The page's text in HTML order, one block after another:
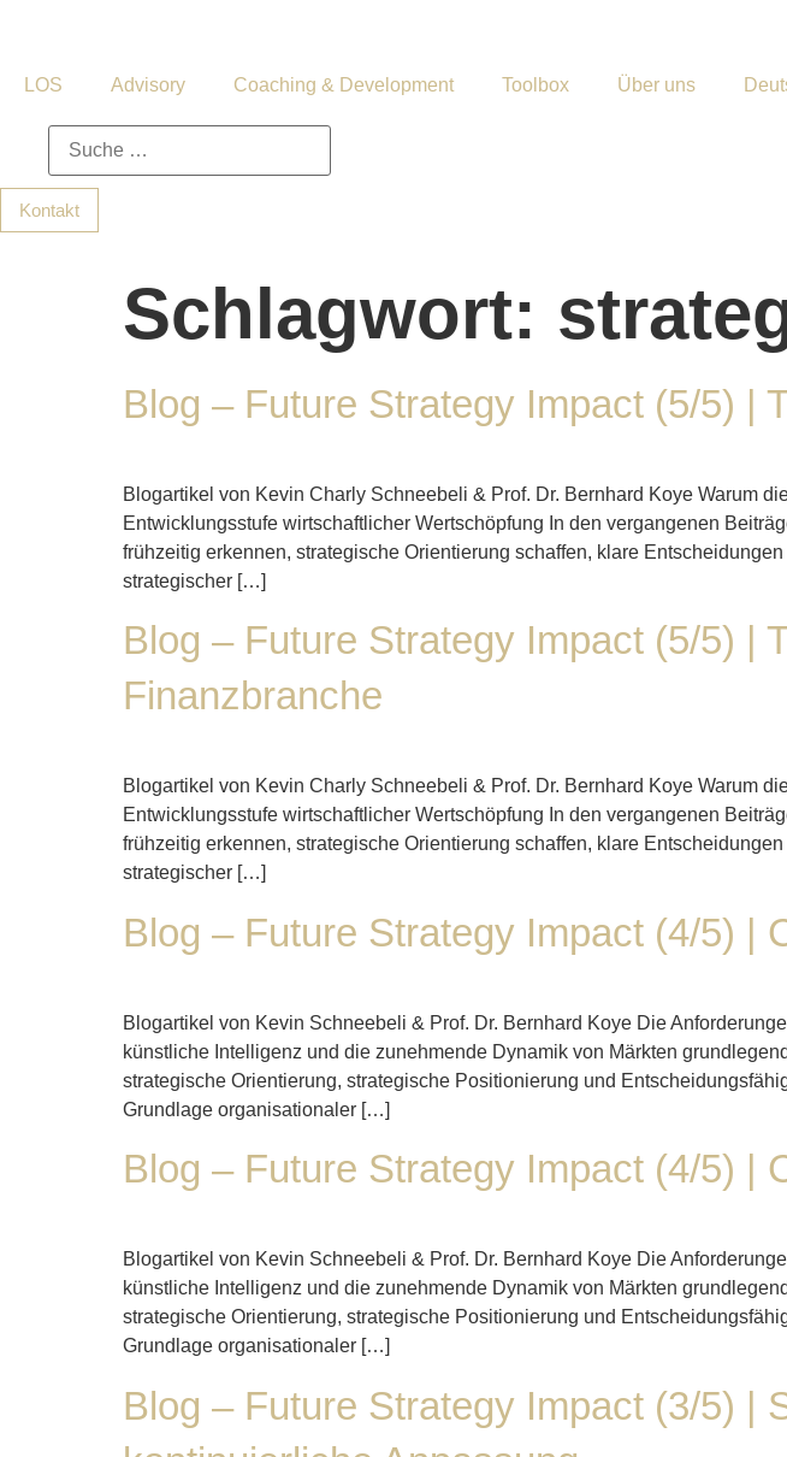
LOS Advisory Coaching & Development Toolbox Über uns
Kontakt
Schlagwort:
Blog – Future Strategy Impact (5/5) |
Blogartikel von Kevin Charly Schneebeli & Prof. Dr. Bernhard Koye Warum
Entwicklungsstufe wirtschaftlicher Wertschöpfung In den vergangenen
frühzeitig erkennen, strategische Orientierung schaffen, klare
strategischer […]
Blog – Future Strategy Impact (5/5) |
Finanzbranche
Blogartikel von Kevin Charly Schneebeli & Prof. Dr. Bernhard Koye Warum
Entwicklungsstufe wirtschaftlicher Wertschöpfung In den vergangenen
frühzeitig erkennen, strategische Orientierung schaffen, klare
strategischer […]
Blog – Future Strategy Impact (4/5) |
Blogartikel von Kevin Schneebeli & Prof. Dr. Bernhard Koye Die
künstliche Intelligenz und die zunehmende Dynamik von Märkten
strategische Orientierung, strategische Positionierung und
Grundlage organisationaler […]
Blog – Future Strategy Impact (4/5) |
Blogartikel von Kevin Schneebeli & Prof. Dr. Bernhard Koye Die
künstliche Intelligenz und die zunehmende Dynamik von Märkten
strategische Orientierung, strategische Positionierung und
Grundlage organisationaler […]
Blog – Future Strategy Impact (3/5) |